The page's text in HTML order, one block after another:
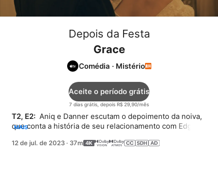
Depois da Festa
Grace
Comédia · Mistério
7 dias grátis, depois R$ 29,90/mês
Aceite o período grátis
T2, E2: Aniq e Danner escutam o depoimento da noiva,
que conta a história de seu relacionamento com Edgar
MAIS
12 de jul. de 2023 · 37m